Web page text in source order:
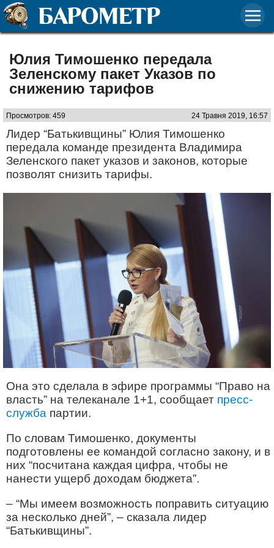
Юлия Тимошенко передала
Зеленскому пакет Указов по
снижению тарифов
Просмотров: 459 24 Травня 2019, 16:57
Лидер “Батькивщины” Юлия Тимошенко
передала команде президента Владимира
Зеленского пакет указов и законов, которые
позволят снизить тарифы.
Она это сделала в эфире программы “Право на
власть” на телеканале 1+1, сообщает пресс-
служба партии.
По словам Тимошенко, документы
подготовлены ее командой согласно закону, и в
них “посчитана каждая цифра, чтобы не
нанести ущерб доходам бюджета”.
– “Мы имеем возможность поправить ситуацию
за несколько дней”, – сказала лидер
“Батькивщины”.